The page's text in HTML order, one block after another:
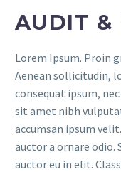
AUDIT &
Lorem Ipsum. Proin
Aenean sollicitudin,
consequat ipsum,
sit amet nibh
accumsan ipsum
auctor a ornare odio.
auctor eu in elit.